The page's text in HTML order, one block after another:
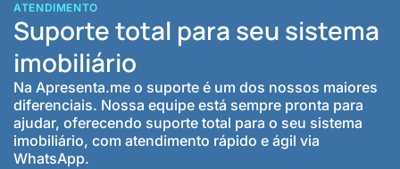
ATENDIMENTO
Suporte total para seu sistema
imobiliário
Na Apresenta.me o suporte é um dos nossos maiores
diferenciais. Nossa equipe está sempre pronta para
ajudar, oferecendo suporte total para o seu sistema
imobiliário, com atendimento rápido e ágil via
WhatsApp.